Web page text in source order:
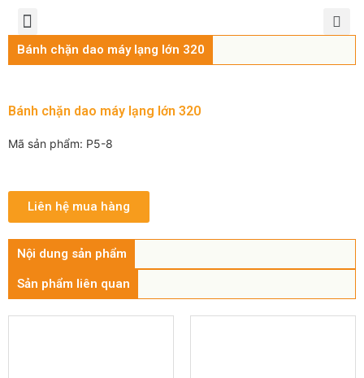
Bánh chặn dao máy lạng lớn 320
Bánh chặn dao máy lạng lớn 320
Mã sản phẩm: P5-8
Liên hệ mua hàng
Nội dung sản phẩm
Sản phẩm liên quan